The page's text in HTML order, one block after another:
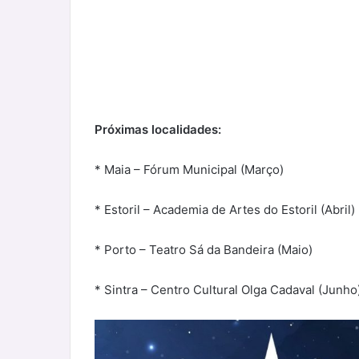
Próximas localidades:
* Maia – Fórum Municipal (Março)
* Estoril – Academia de Artes do Estoril (Abril)
* Porto – Teatro Sá da Bandeira (Maio)
* Sintra – Centro Cultural Olga Cadaval